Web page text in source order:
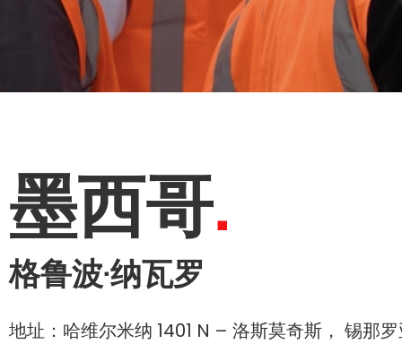
墨西哥
格鲁波·纳瓦罗
地址： 哈维尔米纳 1401 N – 洛斯莫奇斯， 锡那